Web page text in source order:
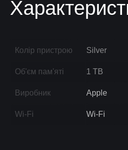
Колір пристрою Silver
Об'єм пам'яті 1 TB
Виробник Apple
Wi-Fi Wi-Fi